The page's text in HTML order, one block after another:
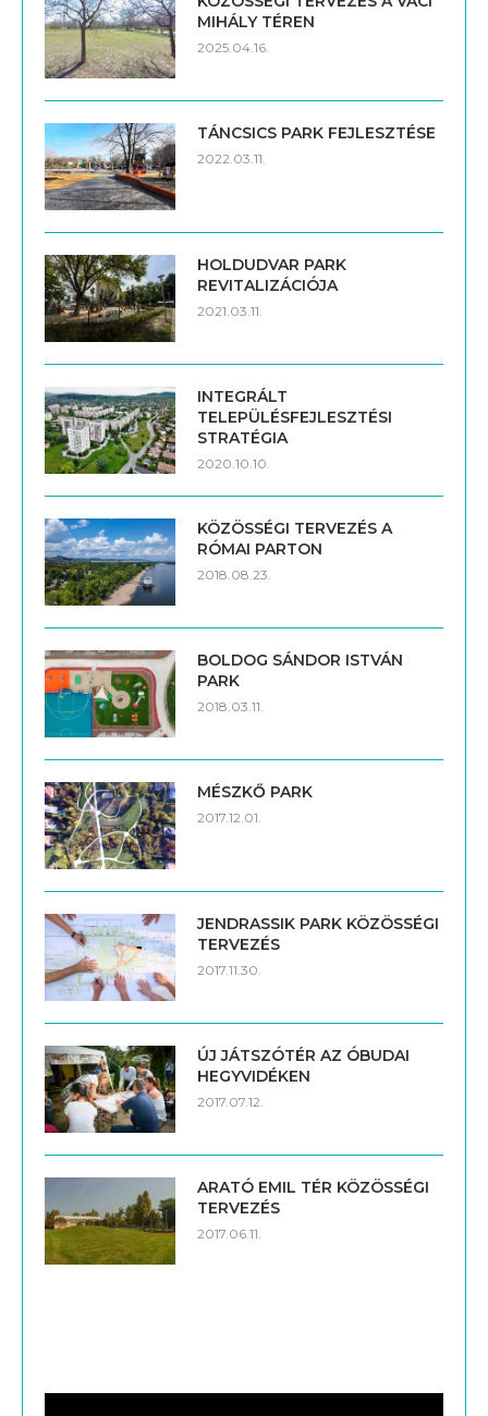
MIHÁLY TÉREN
2025.04.16.
TÁNCSICS PARK FEJLESZTÉSE
2022.03.11.
HOLDUDVAR PARK
REVITALIZÁCIÓJA
2021.03.11.
INTEGRÁLT
TELEPÜLÉSFEJLESZTÉSI
STRATÉGIA
2020.10.10.
KÖZÖSSÉGI TERVEZÉS A
RÓMAI PARTON
2018.08.23.
BOLDOG SÁNDOR ISTVÁN
PARK
2018.03.11.
MÉSZKŐ PARK
2017.12.01.
JENDRASSIK PARK KÖZÖSSÉGI
TERVEZÉS
2017.11.30.
ÚJ JÁTSZÓTÉR AZ ÓBUDAI
HEGYVIDÉKEN
2017.07.12.
ARATÓ EMIL TÉR KÖZÖSSÉGI
TERVEZÉS
2017.06.11.